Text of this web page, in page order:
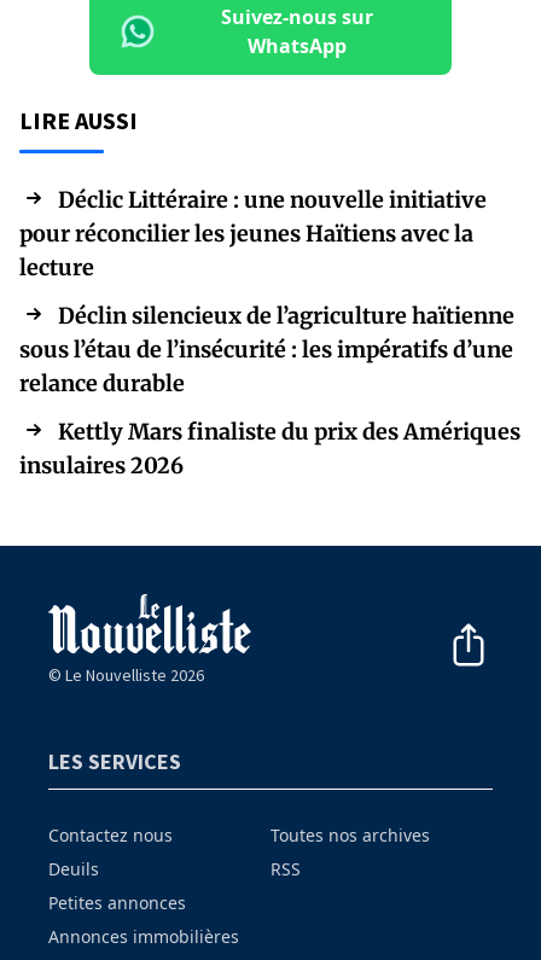
Suivez-nous sur
WhatsApp
LIRE AUSSI
Déclic Littéraire : une nouvelle initiative
pour réconcilier les jeunes Haïtiens avec la
lecture
Déclin silencieux de l’agriculture haïtienne
sous l’étau de l’insécurité : les impératifs d’une
relance durable
Kettly Mars finaliste du prix des Amériques
insulaires 2026
© Le Nouvelliste 2026
LES SERVICES
Contactez nous
Deuils
Petites annonces
Annonces immobilières
Toutes nos archives
RSS